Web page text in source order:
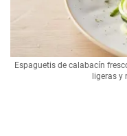
Espaguetis de calabacín
ligeras y